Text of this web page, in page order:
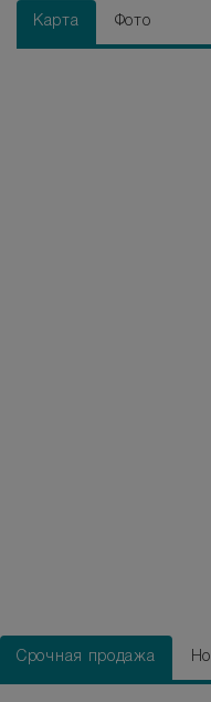
Карта Фото
Срочная продажа